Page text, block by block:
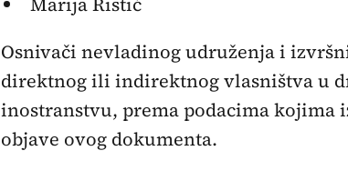
Osnivači nevladinog udruženja i
direktnog ili indirektnog vlasništva u
inostranstvu, prema podacima kojima
objave ovog dokumenta.